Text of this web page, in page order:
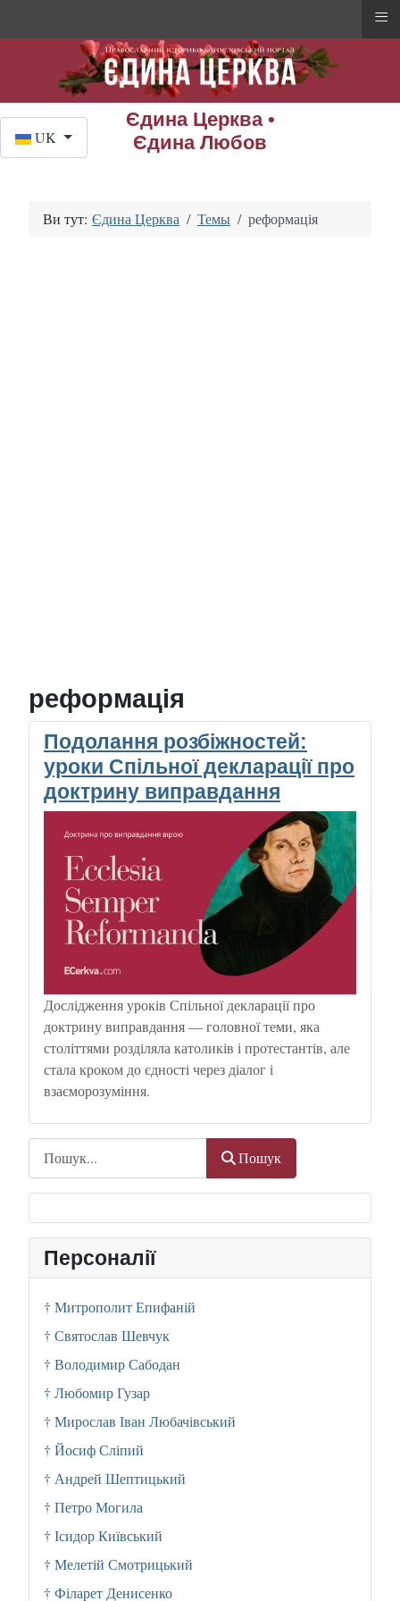
Єдина Церква •
Єдина Любов
UK
Пошук
Пошук
Персоналії
† Митрополит Епифаній
† Святослав Шевчук
† Володимир Сабодан
† Любомир Гузар
† Мирослав Іван Любачівський
† Йосиф Сліпий
† Андрей Шептицький
† Петро Могила
† Ісидор Київський
† Мелетій Смотрицький
† Філарет Денисенко
Ви тут: Єдина Церква Темы реформація
реформація
Подолання розбіжностей:
уроки Спільної декларації про
доктрину виправдання
Дослідження уроків Спільної декларації про
доктрину виправдання — головної теми, яка
століттями розділяла католиків і протестантів, але
стала кроком до єдності через діалог і
взаєморозуміння.
≡